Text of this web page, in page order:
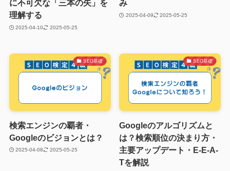
に不可欠な「三本の矢」を
理解する
2025-04-10 2025-05-25
み
2025-04-09 2025-05-25
SEO基礎
検索エンジンの覇者・
Googleのビジョンとは？
2025-04-08 2025-05-25
SEO基礎
Googleのアルゴリズムと
は？検索順位の決まり方・
主要アップデート・E-E-A-
Tを解説